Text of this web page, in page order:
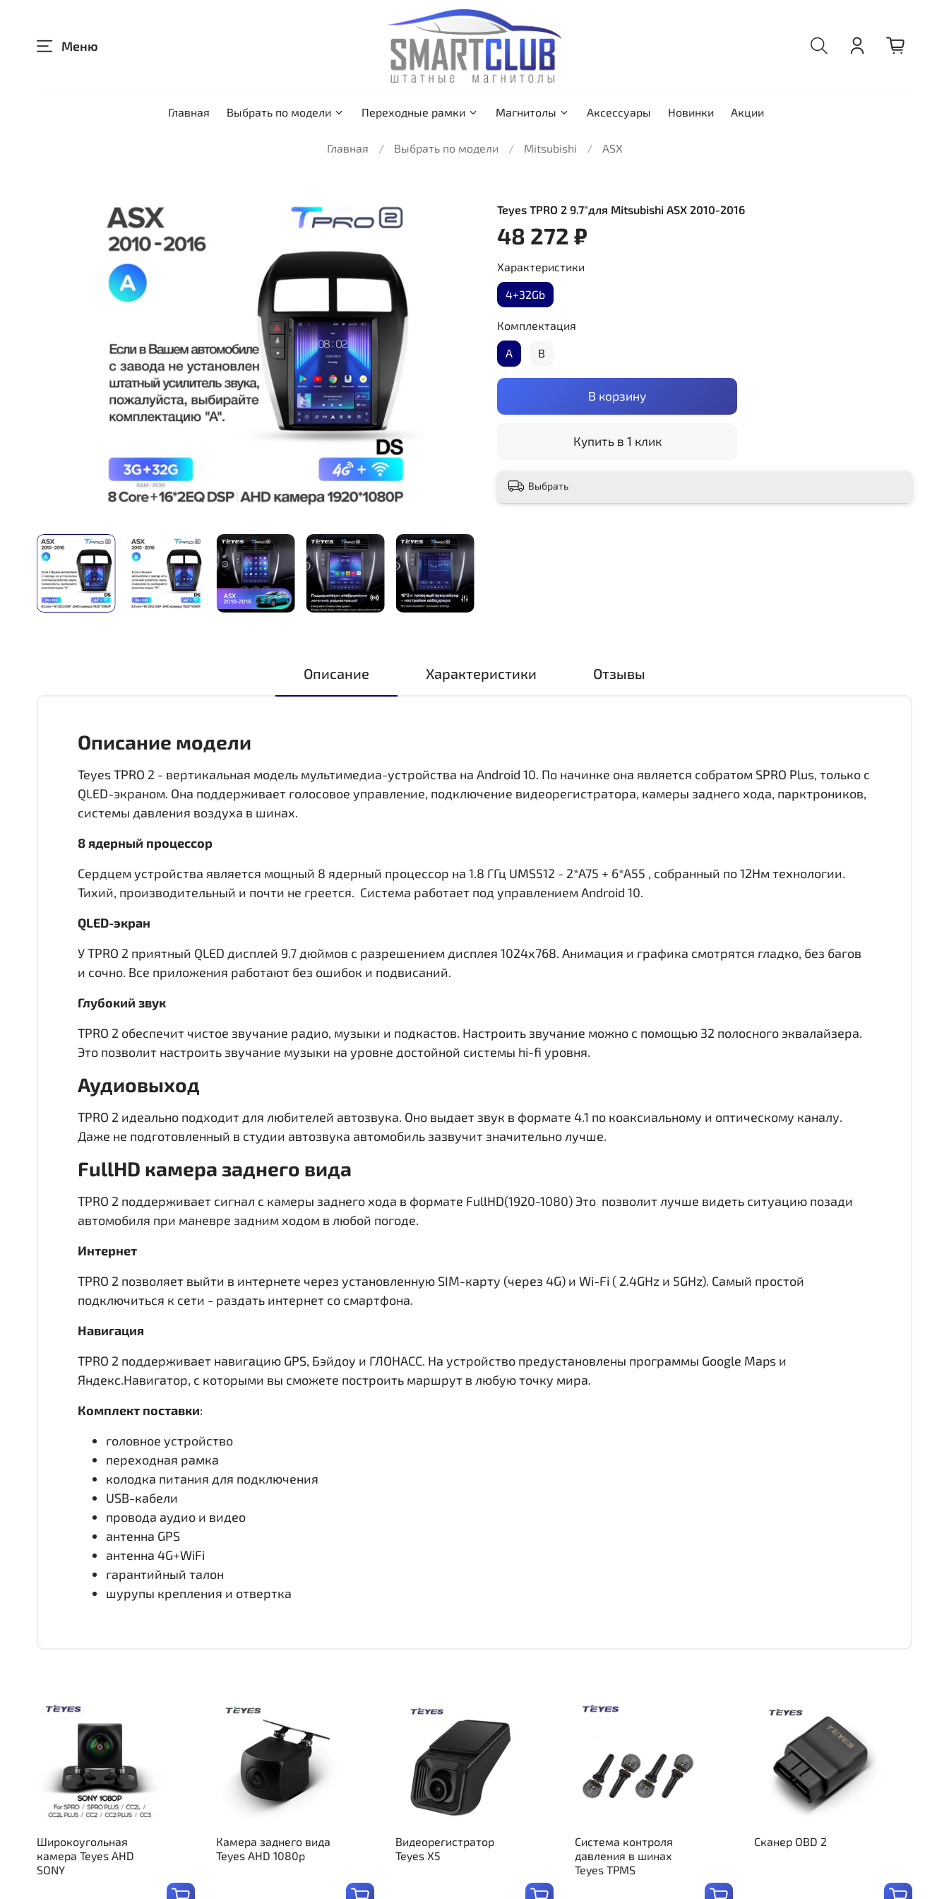
Меню
Главная Выбрать по модели Переходные рамки Магнитолы Аксессуары Новинки Акции
Главная Выбрать по модели Mitsubishi ASX
Teyes TPRO 2 9.7"для Mitsubishi ASX 2010-2016
48 272 ₽
В корзину
Купить в 1 клик
Характеристики
4+32Gb
Комплектация
А B
Выбрать
Описание Характеристики Отзывы
Описание модели
Teyes TPRO 2 - вертикальная модель мультимедиа-устройства на Android 10. По начинке она является собратом SPRO Plus, только с
QLED-экраном. Она поддерживает голосовое управление, подключение видеорегистратора, камеры заднего хода, парктроников,
системы давления воздуха в шинах.
8 ядерный процессор
Сердцем устройства является мощный 8 ядерный процессор на 1.8 ГГц UMS512 - 2*A75 + 6*A55 , собранный по 12Нм технологии.
Тихий, производительный и почти не греется. Система работает под управлением Android 10.
QLED-экран
У TPRO 2 приятный QLED дисплей 9.7 дюймов c разрешением дисплея 1024х768. Анимация и графика смотрятся гладко, без багов
и сочно. Все приложения работают без ошибок и подвисаний.
Глубокий звук
TPRO 2 обеспечит чистое звучание радио, музыки и подкастов. Настроить звучание можно с помощью 32 полосного эквалайзера.
Это позволит настроить звучание музыки на уровне достойной системы hi-fi уровня.
Аудиовыход
TPRO 2 идеально подходит для любителей автозвука. Оно выдает звук в формате 4.1 по коаксиальному и оптическому каналу.
Даже не подготовленный в студии автозвука автомобиль зазвучит значительно лучше.
FullHD камера заднего вида
TPRO 2 поддерживает сигнал с камеры заднего хода в формате FullHD(1920-1080) Это позволит лучше видеть ситуацию позади
автомобиля при маневре задним ходом в любой погоде.
Интернет
TPRO 2 позволяет выйти в интернете через установленную SIM-карту (через 4G) и Wi-Fi ( 2.4GHz и 5GHz). Самый простой
подключиться к сети - раздать интернет со смартфона.
Навигация
TPRO 2 поддерживает навигацию GPS, Бэйдоу и ГЛОНАСС. На устройство предустановлены программы Google Maps и
Яндекс.Навигатор, с которыми вы сможете построить маршрут в любую точку мира.
Комплект поставки:
головное устройство
переходная рамка
колодка питания для подключения
USB-кабели
провода аудио и видео
антенна GPS
антенна 4G+WiFi
гарантийный талон
шурупы крепления и отвертка
Широкоугольная
камера Teyes AHD
SONY
Камера заднего вида
Teyes AHD 1080p
Видеорегистратор
Teyes X5
Система контроля
давления в шинах
Teyes TPMS
Сканер OBD 2